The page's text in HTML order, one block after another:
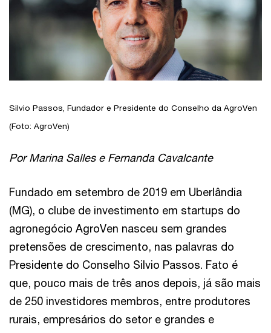
Silvio Passos, Fundador e Presidente do Conselho da AgroVen
(Foto: AgroVen)
Por Marina Salles e Fernanda Cavalcante
Fundado em setembro de 2019 em Uberlândia
(MG), o clube de investimento em startups do
agronegócio AgroVen nasceu sem grandes
pretensões de crescimento, nas palavras do
Presidente do Conselho Silvio Passos. Fato é
que, pouco mais de três anos depois, já são mais
de 250 investidores membros, entre produtores
rurais, empresários do setor e grandes e